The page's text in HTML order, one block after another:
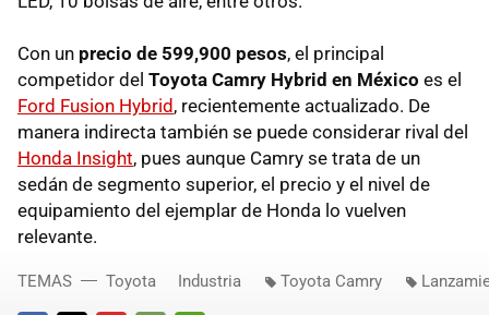
Con un precio de 599,900 pesos, el principal
competidor del Toyota Camry Hybrid en México es el
Ford Fusion Hybrid , recientemente actualizado. De
manera indirecta también se puede considerar rival del
Honda Insight, pues aunque Camry se trata de un
sedán de segmento superior, el precio y el nivel de
equipamiento del ejemplar de Honda lo vuelven
relevante.
TEMAS Toyota Industria Toyota Camry